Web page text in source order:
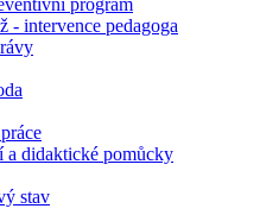
program
- intervence pedagoga
a didaktické pomůcky
stav